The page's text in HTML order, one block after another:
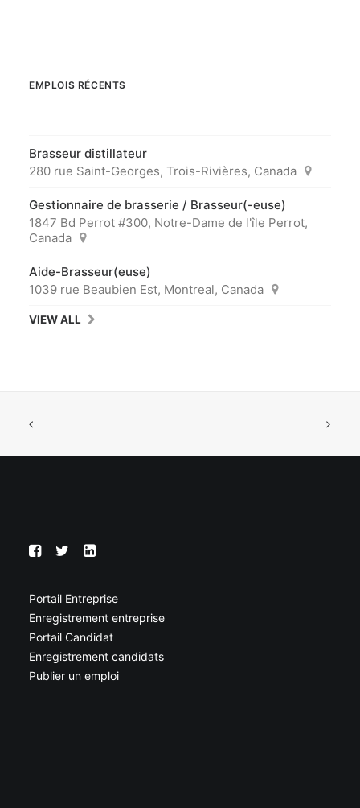
EMPLOIS RÉCENTS
Brasseur distillateur
280 rue Saint-Georges, Trois-Rivières, Canada
Gestionnaire de brasserie / Brasseur(-euse)
1847 Bd Perrot #300, Notre-Dame de l'île Perrot,
Canada
Aide-Brasseur(euse)
1039 rue Beaubien Est, Montreal, Canada
VIEW ALL
Portail Entreprise
Enregistrement entreprise
Portail Candidat
Enregistrement candidats
Publier un emploi